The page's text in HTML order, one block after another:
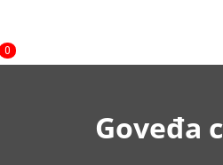
0
Goveđa